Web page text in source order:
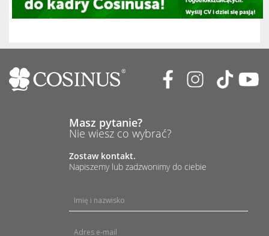
Masz pytanie?
Nie wiesz co wybrać?
Zostaw kontakt.
Napiszemy lub zadzwonimy do ciebie